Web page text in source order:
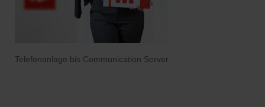
Telefonanlage bis Communication Server